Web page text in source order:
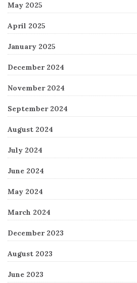
May 2025
April 2025
January 2025
December 2024
November 2024
September 2024
August 2024
July 2024
June 2024
May 2024
March 2024
December 2023
August 2023
June 2023